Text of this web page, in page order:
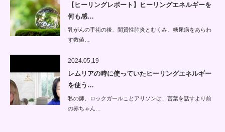
【ヒーリングレポート】ヒーリングエネルギーを
何も感…
乳がんの手術の後、間質性肺炎とむくみ、糖尿病をあらわ
す数値…
2024.05.19
レムリアの時に使っていたヒーリングエネルギー
を使う…
私の師、ロックガールことアリソンは、言葉を話すより前
の赤ちゃん…